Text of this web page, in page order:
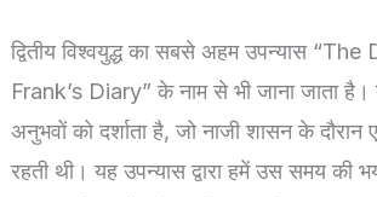
द्वितीय विश्वयुद्ध का सबसे अहम उपन्यास
Frank’s Diary” के नाम से भी जाना जाता
अनुभवों को दर्शाता है, जो नाजी शासन के
रहती थी। यह उपन्यास द्वारा हमें उस समय